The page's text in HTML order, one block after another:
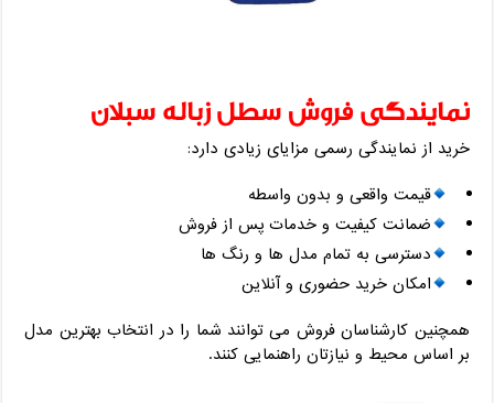
نمایندگی فروش سطل زباله سبلان
خرید از نمایندگی رسمی مزایای زیادی دارد:
قیمت واقعی و بدون واسطه
ضمانت کیفیت و خدمات پس از فروش
دسترسی به تمام مدل ‌ها و رنگ‌ ها
امکان خرید حضوری و آنلاین
همچنین کارشناسان فروش می ‌توانند شما را در انتخاب بهترین مدل
بر اساس محیط و نیازتان راهنمایی کنند.